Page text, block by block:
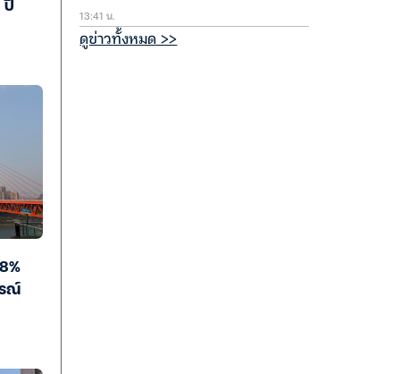
ปี
รณ์
13:41 น.
ดูข่าวทั้งหมด >>